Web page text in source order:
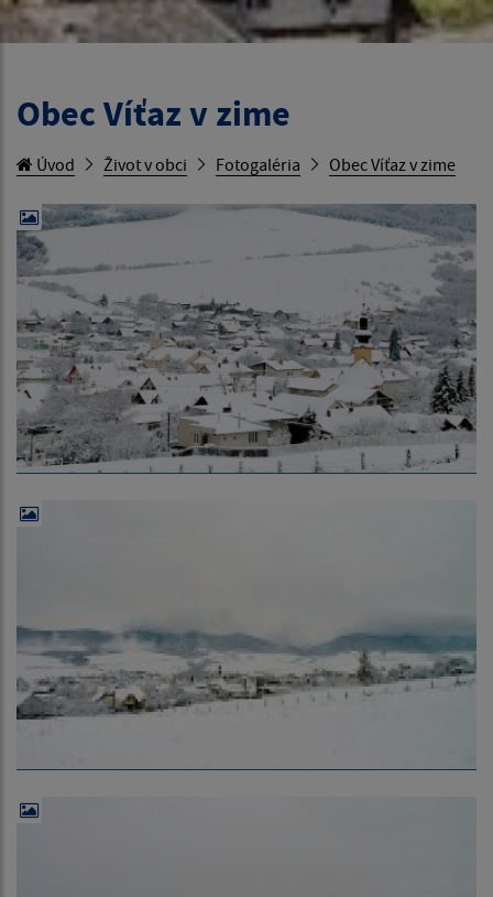
Obec Víťaz v zime
Úvod Život v obci Fotogaléria Obec Víťaz v zime